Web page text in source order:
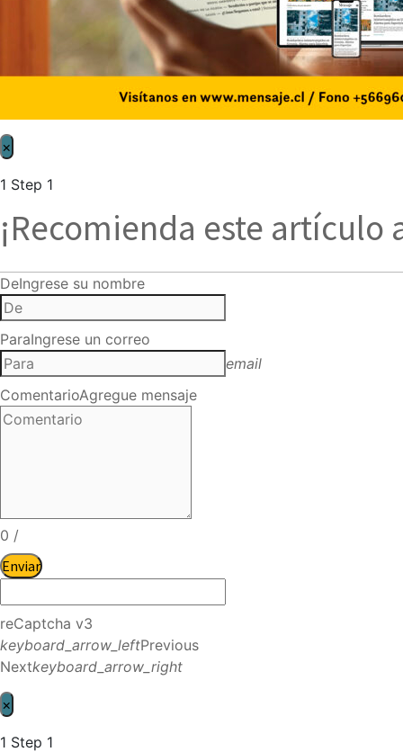
×
1 Step 1
¡Recomienda este artículo
DeIngrese su nombre
ParaIngrese un correo
email
ComentarioAgregue mensaje
0 /
Enviar
reCaptcha v3
keyboard_arrow_leftPrevious
Nextkeyboard_arrow_right
×
1 Step 1